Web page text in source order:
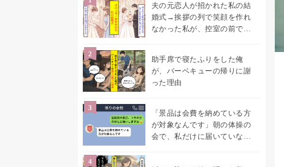
夫の元恋人が招かれた私の結
婚式→挨拶の列で笑顔を作れ
なかった私が、控室の前で彼
助手席で寝たふりをした俺
が、バーベキューの帰りに謝
った理由
「景品は会費を納めている方
が対象なんです」朝の体操の
会で、私だけに届いていなか